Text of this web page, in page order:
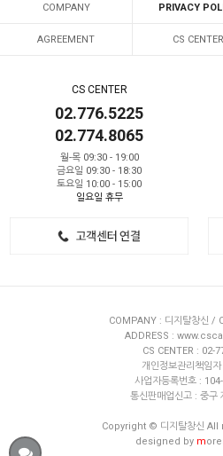
COMPANY PRIVACY
AGREEMENT CS CENTER
CS CENTER
02.776.5225
02.774.8065
월-목 09:30 - 19:00
금요일 09:30 - 18:30
토요일 10:00 - 15:00
일요일 휴무
COMPANY : 디지탈창신 /
ADDRESS :
CS CENTER : 02-
개인정보관리책임자
사업자등록번호 :
통신판매업신고 : 중구
Copyright © 디지탈창신
designed by m